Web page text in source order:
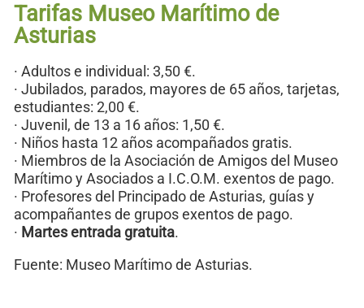
Tarifas Museo Marítimo de
Asturias
· Adultos e individual: 3,50 €.
· Jubilados, parados, mayores de 65 años, tarjetas,
estudiantes: 2,00 €.
· Juvenil, de 13 a 16 años: 1,50 €.
· Niños hasta 12 años acompañados gratis.
· Miembros de la Asociación de Amigos del Museo
Marítimo y Asociados a I.C.O.M. exentos de pago.
· Profesores del Principado de Asturias, guías y
acompañantes de grupos exentos de pago.
· Martes entrada gratuita.
Fuente: Museo Marítimo de Asturias.